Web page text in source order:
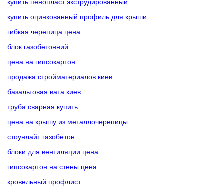
купить оцинкованный профиль для крыши
гибкая черепица цена
блок газобетонний
цена на гипсокартон
продажа стройматериалов киев
базальтовая вата киев
труба сварная купить
цена на крышу из металлочерепицы
стоунлайт газобетон
блоки для вентиляции цена
гипсокартон на стены цена
кровельный профлист